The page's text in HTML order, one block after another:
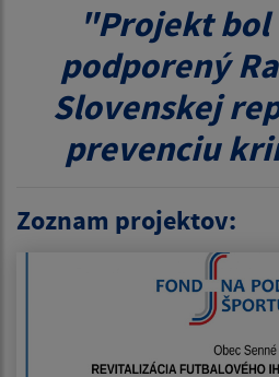
"Projekt bol
podporený
Slovenskej
prevenciu
Zoznam projektov: